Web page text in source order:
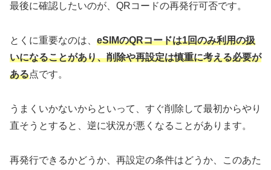
最後に確認したいのが、QRコードの再発行可否です。
とくに重要なのは、 eSIMのQRコードは1回のみ利用の扱
いになることがあり、削除や再設定は慎重に考える必要が
ある点です。
うまくいかないからといって、すぐ削除して最初からやり
直そうとすると、逆に状況が悪くなることがあります。
再発行できるかどうか、再設定の条件はどうか、このあた